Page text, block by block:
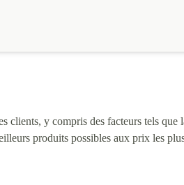
clients, y compris des facteurs tels que
produits possibles aux prix les